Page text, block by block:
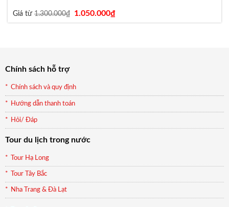
Giá từ1.300.000₫
Giá
gốc
là:
1.050.000₫Giá
hiện
tại
Chính sách hỗ trợ
Chính sách và quy định
Hướng dẫn thanh toán
Hỏi/ Đáp
Tour du lịch trong nước
Tour Hạ Long
Tour Tây Bắc
Nha Trang & Đà Lạt